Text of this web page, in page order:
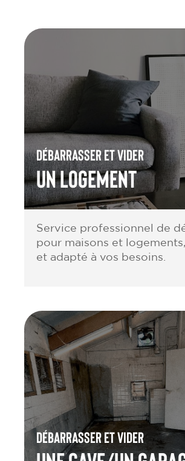
Débarrasser et vider
un Logement
Service professionnel de
pour maisons et
et adapté à vos besoins.
Débarrasser et vider